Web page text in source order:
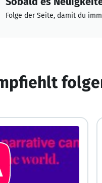
Folge der Seite, damit du